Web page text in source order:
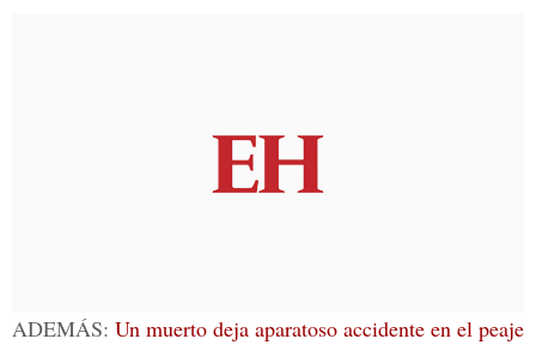
ADEMÁS: Un muerto deja aparatoso accidente en el peaje